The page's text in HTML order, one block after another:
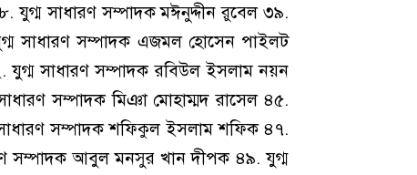
যুগ্ম সাধারণ সম্পাদক মঈনুদ্দীন রুবেল ৩৯.
সাধারণ সম্পাদক এজমল হোসেন পাইলট
যুগ্ম সাধারণ সম্পাদক রবিউল ইসলাম নয়ন
সম্পাদক মিঞা মোহাম্মদ রাসেল ৪৫.
সম্পাদক শফিকুল ইসলাম শফিক ৪৭.
সম্পাদক আবুল মনসুর খান দীপক ৪৯. যুগ্ম